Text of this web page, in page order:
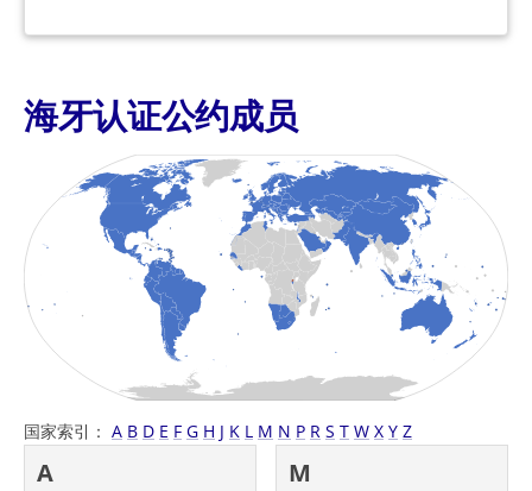
海牙认证公约成员
国家索引： A B D E F G H J K L M N P R S T W X Y Z
A M